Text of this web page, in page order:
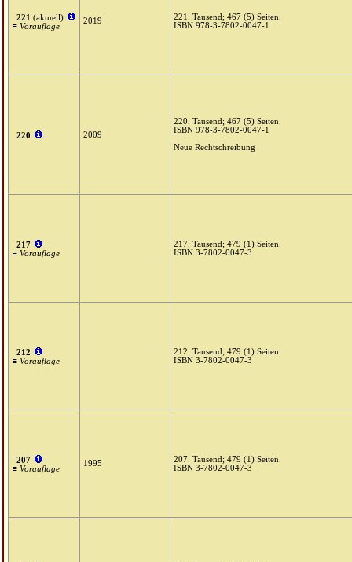
221 (aktuell)
≡ Vorauflage
2019
221. Tausend; 467 (5) Seiten.
ISBN 978-3-7802-0047-1
220 2009
220. Tausend; 467 (5) Seiten.
ISBN 978-3-7802-0047-1
Neue Rechtschreibung
217
≡ Vorauflage
217. Tausend; 479 (1) Seiten.
ISBN 3-7802-0047-3
212
≡ Vorauflage
212. Tausend; 479 (1) Seiten.
ISBN 3-7802-0047-3
207
≡ Vorauflage
1995
207. Tausend; 479 (1) Seiten.
ISBN 3-7802-0047-3